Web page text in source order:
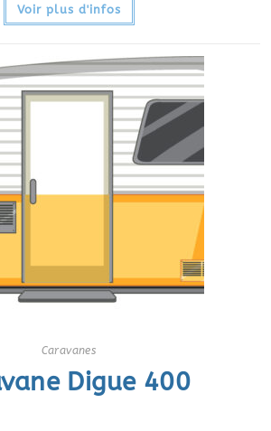
Voir plus d'infos
Caravanes
Digue 400